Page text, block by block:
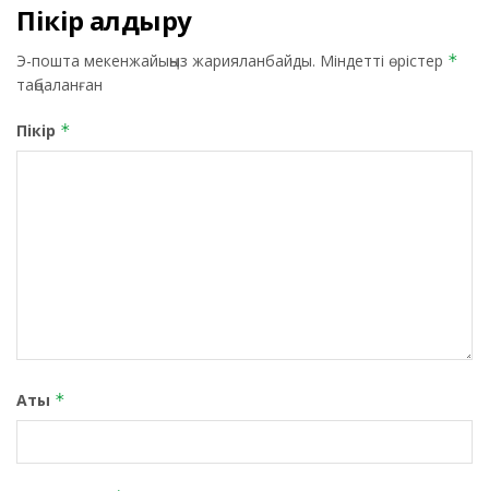
Пікір қалдыру
Э-пошта мекенжайыңыз жарияланбайды. Міндетті өрістер *
таңбаланған
Пікір *
Аты *